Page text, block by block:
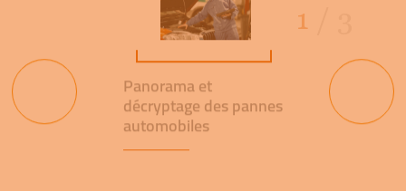
Panorama et
décryptage des pannes
automobiles
1